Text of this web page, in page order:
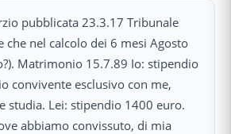
pubblicata 23.3.17 Tribunale
che nel calcolo dei 6 mesi Agosto
Matrimonio 15.7.89 Io: stipendio
convivente esclusivo con me,
studia. Lei: stipendio 1400 euro.
abbiamo convissuto, di mia